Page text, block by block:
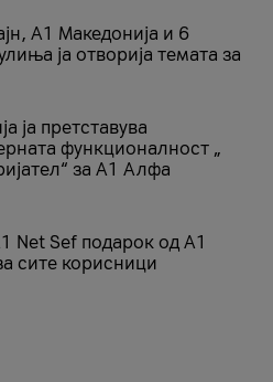
A1 Македонија и 6
ја отворија темата за
ја претставува
функционалност „
за А1 Алфа
Net Sеf подарок од А1
сите корисници